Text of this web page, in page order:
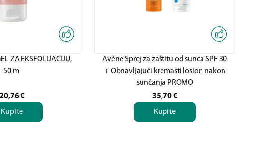
ZA EKSFOLIJACIJU,
50 ml
20,76 €
Kupite
Avène Sprej za zaštitu od sunca SPF 30
+ Obnavljajući kremasti losion nakon
sunčanja PROMO
35,70 €
Kupite